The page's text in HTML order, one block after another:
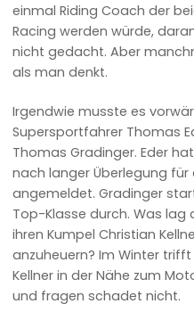
einmal Riding Coach der
Racing werden würde,
nicht gedacht. Aber
als man denkt.
Irgendwie musste es
Supersportfahrer Thomas
Thomas Gradinger. Eder
nach langer Überlegung
angemeldet. Gradinger
Top-Klasse durch. Was lag
ihren Kumpel Christian
anzuheuern? Im Winter
Kellner in der Nähe zum
und fragen schadet nicht.